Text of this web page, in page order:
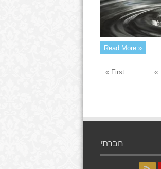
Read More »
« First ... «
חברתי